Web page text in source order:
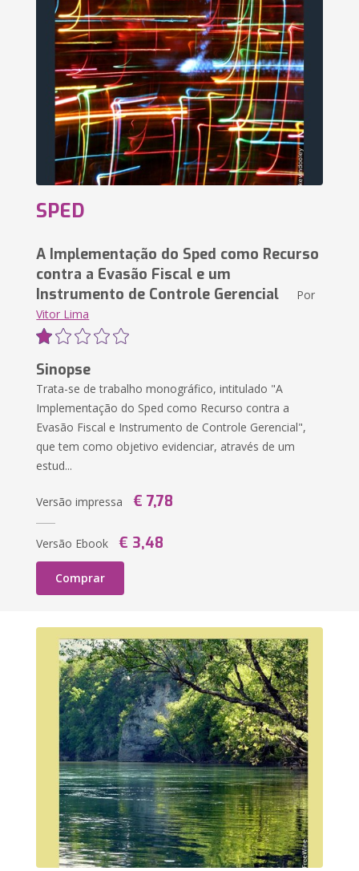
SPED
A Implementação do Sped como Recurso
contra a Evasão Fiscal e um
Instrumento de Controle Gerencial Por
Vitor Lima
Sinopse
Trata-se de trabalho monográfico, intitulado "A
Implementação do Sped como Recurso contra a
Evasão Fiscal e Instrumento de Controle Gerencial",
que tem como objetivo evidenciar, através de um
estud...
Versão impressa € 7,78
Versão Ebook € 3,48
Comprar